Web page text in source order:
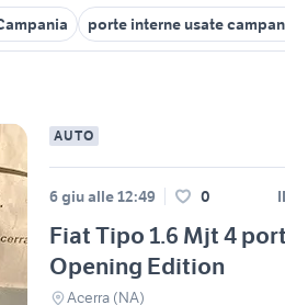
porte interne usate
AUTO
6 giu alle 12:49 0
Fiat Tipo 1.6 Mjt 4
Opening Edition
Acerra (NA)